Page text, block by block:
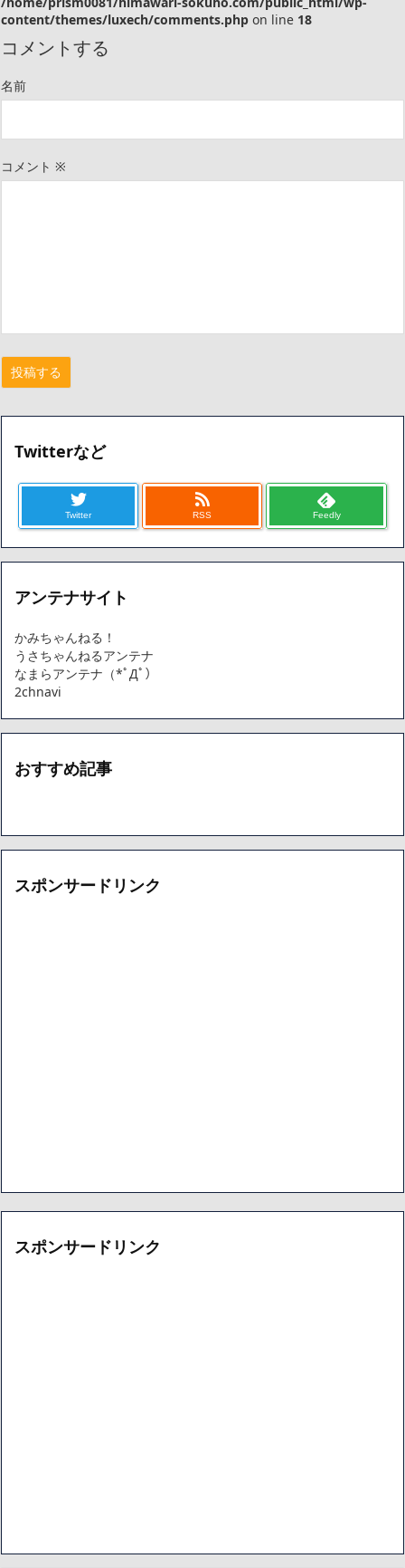
content/themes/luxech/comments.php on line 18
コメントする
名前
コメント ※
Twitterなど
Twitter RSS Feedly
アンテナサイト
かみちゃんねる！
うさちゃんねるアンテナ
なまらアンテナ（*ﾟДﾟ）
2chnavi
おすすめ記事
スポンサードリンク
スポンサードリンク